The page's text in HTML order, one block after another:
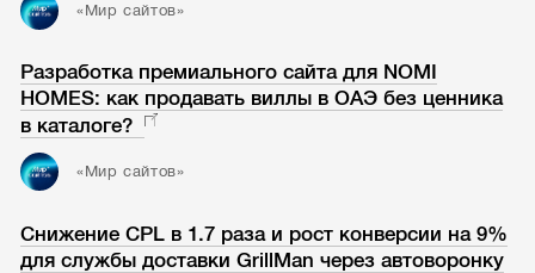
«Мир сайтов»
Разработка премиального сайта для NOMI
HOMES: как продавать виллы в ОАЭ без ценника
в каталоге?
«Мир сайтов»
Снижение CPL в 1.7 раза и рост конверсии на 9%
для службы доставки GrillMan через автоворонку